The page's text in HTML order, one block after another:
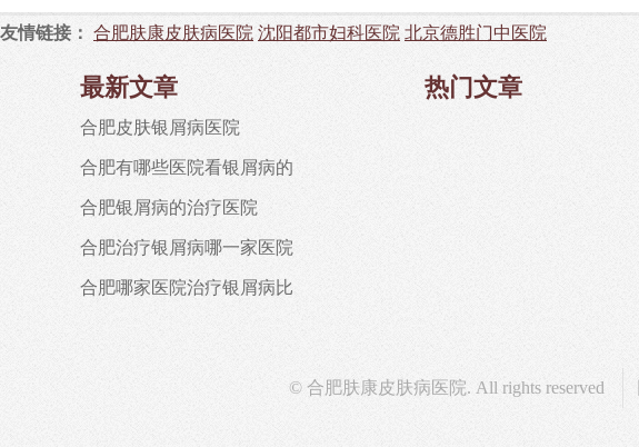
友情链接： 合肥肤康皮肤病医院沈阳都市妇科医院北京德胜门中医院
最新文章
合肥皮肤银屑病医院
合肥有哪些医院看银屑病的
合肥银屑病的治疗医院
合肥治疗银屑病哪一家医院
合肥哪家医院治疗银屑病比
热门文章
© 合肥肤康皮肤病医院. All rights reserved